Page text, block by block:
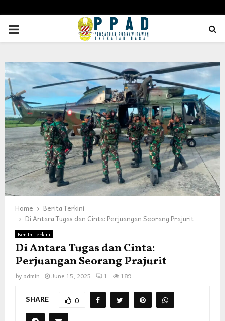
PRIMARY
Home
Berita Terkini
Di Antara Tugas dan Cinta: Perjuangan Seorang Prajurit
Berita Terkini
Di Antara Tugas dan Cinta:
Perjuangan Seorang Prajurit
by admin June 15, 2025 1 189
SHARE 0